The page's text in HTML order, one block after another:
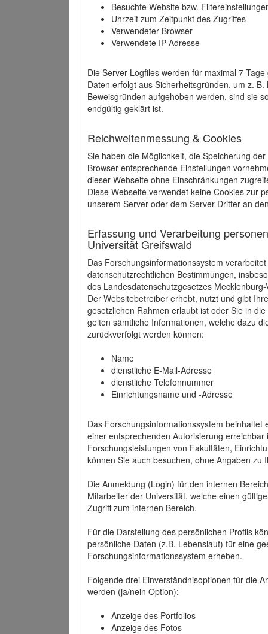
Besuchte Website bzw.
Uhrzeit zum Zeitpunkt des Zugriffes
Verwendeter Browser
Verwendete IP-Adresse
Die Server-Logfiles werden für maximal 7
Daten erfolgt aus Sicherheitsgründen, um z.
Beweisgründen aufgehoben werden, sind sie
endgültig geklärt ist.
Reichweitenmessung & Cookies
Sie haben die Möglichkeit, die Speicherung
Browser entsprechende Einstellungen
dieser Webseite ohne Einschränkungen
Diese Webseite verwendet keine Cookies zur
unserem Server oder dem Server Dritter an
Erfassung und Verarbeitung
Universität Greifswald
Das Forschungsinformationssystem
datenschutzrechtlichen Bestimmungen,
des Landesdatenschutzgesetzes
Der Websitebetreiber erhebt, nutzt und gibt
gesetzlichen Rahmen erlaubt ist oder Sie in
gelten sämtliche Informationen, welche dazu
zurückverfolgt werden können:
Name
dienstliche E-Mail-Adresse
dienstliche Telefonnummer
Einrichtungsname und -Adresse
Das Forschungsinformationssystem beinhaltet
einer entsprechenden Autorisierung
Forschungsleistungen von Fakultäten,
können Sie auch besuchen, ohne Angaben zu
Die Anmeldung (Login) für den internen
Mitarbeiter der Universität, welche einen
Zugriff zum internen Bereich.
Für die Darstellung des persönlichen Profils
persönliche Daten (z.B. Lebenslauf) für eine
Forschungsinformationssystem erheben.
Folgende drei Einverständnisoptionen für die
werden (ja/nein Option):
Anzeige des Portfolios
Anzeige des Fotos